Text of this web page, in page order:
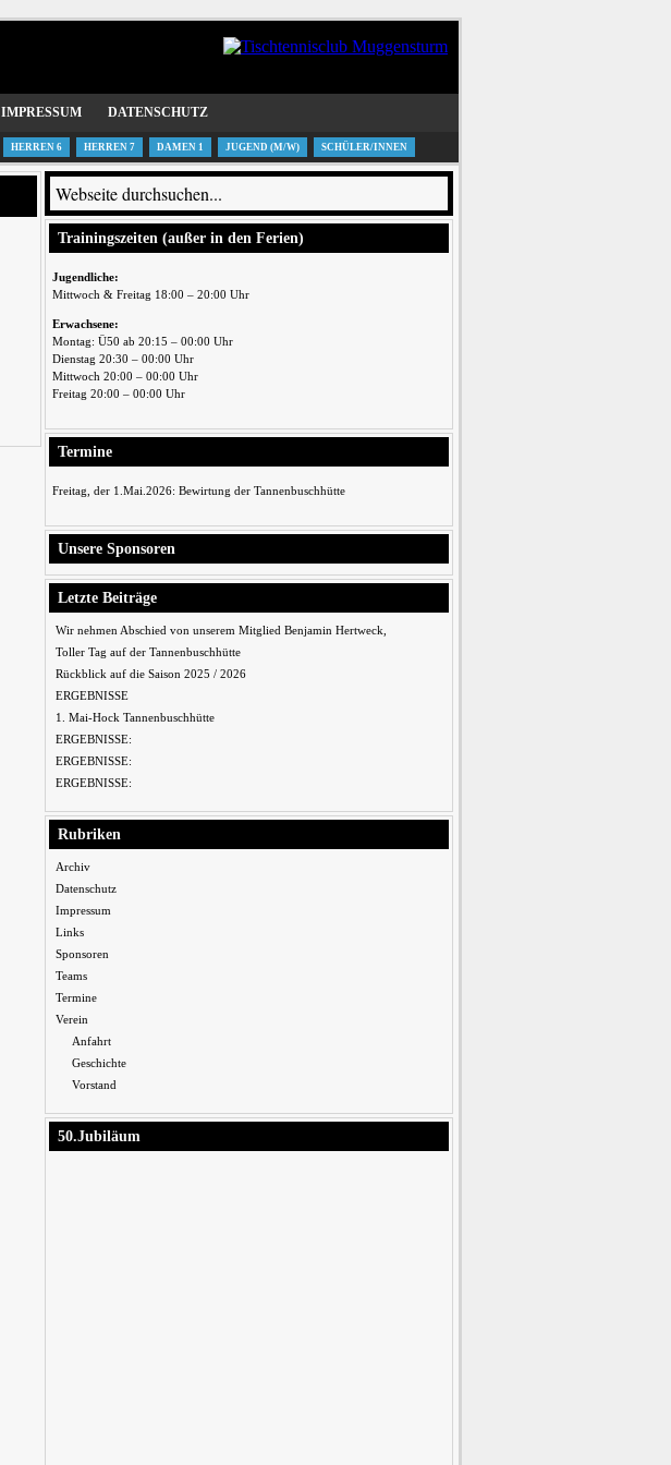
IMPRESSUM DATENSCHUTZ
HERREN 6 HERREN 7 DAMEN 1 JUGEND (M/W) SCHÜLER/INNEN
Trainingszeiten (außer in den Ferien)
Jugendliche:
Mittwoch & Freitag 18:00 – 20:00 Uhr
Erwachsene:
Montag: Ü50 ab 20:15 – 00:00 Uhr
Dienstag 20:30 – 00:00 Uhr
Mittwoch 20:00 – 00:00 Uhr
Freitag 20:00 – 00:00 Uhr
Termine
Freitag, der 1.Mai.2026: Bewirtung der Tannenbuschhütte
Unsere Sponsoren
Letzte Beiträge
Wir nehmen Abschied von unserem Mitglied Benjamin Hertweck,
Toller Tag auf der Tannenbuschhütte
Rückblick auf die Saison 2025 / 2026
ERGEBNISSE
1. Mai-Hock Tannenbuschhütte
ERGEBNISSE:
ERGEBNISSE:
ERGEBNISSE:
Rubriken
Archiv
Datenschutz
Impressum
Links
Sponsoren
Teams
Termine
Verein
Anfahrt
Geschichte
Vorstand
50.Jubiläum